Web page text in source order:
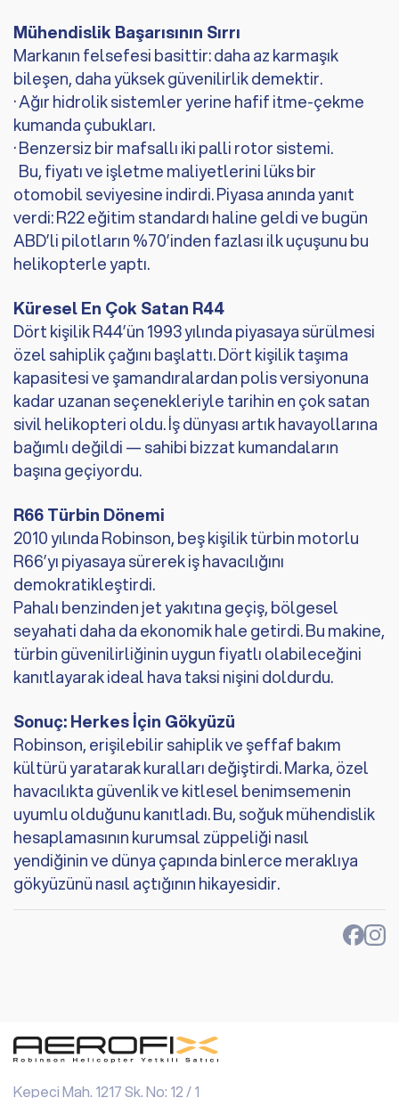
Mühendislik Başarısının Sırrı
Markanın felsefesi basittir: daha az karmaşık
bileşen, daha yüksek güvenilirlik demektir.
· Ağır hidrolik sistemler yerine hafif itme-çekme
kumanda çubukları.
· Benzersiz bir mafsallı iki palli rotor sistemi.
Bu, fiyatı ve işletme maliyetlerini lüks bir
otomobil seviyesine indirdi. Piyasa anında yanıt
verdi: R22 eğitim standardı haline geldi ve bugün
ABD’li pilotların %70’inden fazlası ilk uçuşunu bu
helikopterle yaptı.
Küresel En Çok Satan R44
Dört kişilik R44’ün 1993 yılında piyasaya sürülmesi
özel sahiplik çağını başlattı. Dört kişilik taşıma
kapasitesi ve şamandıralardan polis versiyonuna
kadar uzanan seçenekleriyle tarihin en çok satan
sivil helikopteri oldu. İş dünyası artık havayollarına
bağımlı değildi — sahibi bizzat kumandaların
başına geçiyordu.
R66 Türbin Dönemi
2010 yılında Robinson, beş kişilik türbin motorlu
R66’yı piyasaya sürerek iş havacılığını
demokratikleştirdi.
Pahalı benzinden jet yakıtına geçiş, bölgesel
seyahati daha da ekonomik hale getirdi. Bu makine,
türbin güvenilirliğinin uygun fiyatlı olabileceğini
kanıtlayarak ideal hava taksi nişini doldurdu.
Sonuç: Herkes İçin Gökyüzü
Robinson, erişilebilir sahiplik ve şeffaf bakım
kültürü yaratarak kuralları değiştirdi. Marka, özel
havacılıkta güvenlik ve kitlesel benimsemenin
uyumlu olduğunu kanıtladı. Bu, soğuk mühendislik
hesaplamasının kurumsal züppeliği nasıl
yendiğinin ve dünya çapında binlerce meraklıya
gökyüzünü nasıl açtığının hikayesidir.
Kepeci Mah. 1217 Sk. No: 12 / 1